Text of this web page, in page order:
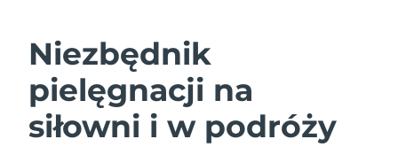
Niezbędnik
pielęgnacji na
siłowni i w podróży
Oczyszczanie twarzy Lifting twarzy
Australia
Austria
Oczekiwany czas dostawy
8/10/26